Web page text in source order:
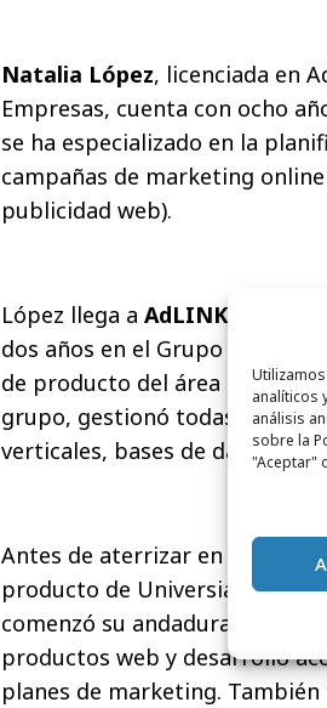
analíticos
análisis
sobre la
"Aceptar"
Natalia López, licenciada en
Empresas, cuenta con ocho
se ha especializado en la
campañas de marketing
publicidad web).
López llega a AdLINK Group
dos años en el Grupo
de producto del área de
grupo, gestionó todas las
verticales, bases de datos,
Antes de aterrizar en
producto de Universia
comenzó su andadura
productos web y desarrolló
planes de marketing.